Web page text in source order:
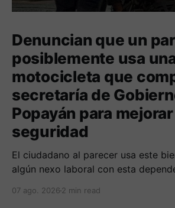
Denuncian que un
posiblemente usa
motocicleta que
secretaría de
Popayán para
seguridad
El ciudadano al parecer usa este
algún nexo laboral con esta
municipales frente al tema.
07 ago. 2026 2 min read